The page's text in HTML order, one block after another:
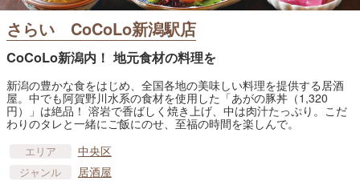
さらい CoCoLo新潟駅店
CoCoLo新潟内！ 地元食材の料理を
新潟の豊かな食をはじめ、全国各地の美味しい料理を提供する居酒
屋。中でも阿賀野川水系の食材を使用した「あがの豚丼（1,320
円）」は絶品！ 溶岩で香ばしく焼き上げ、中は肉汁たっぷり。こだ
わりのタレと一緒にご飯にのせ、至福の時間を楽しんで。
エリア 中央区
ジャンル 居酒屋